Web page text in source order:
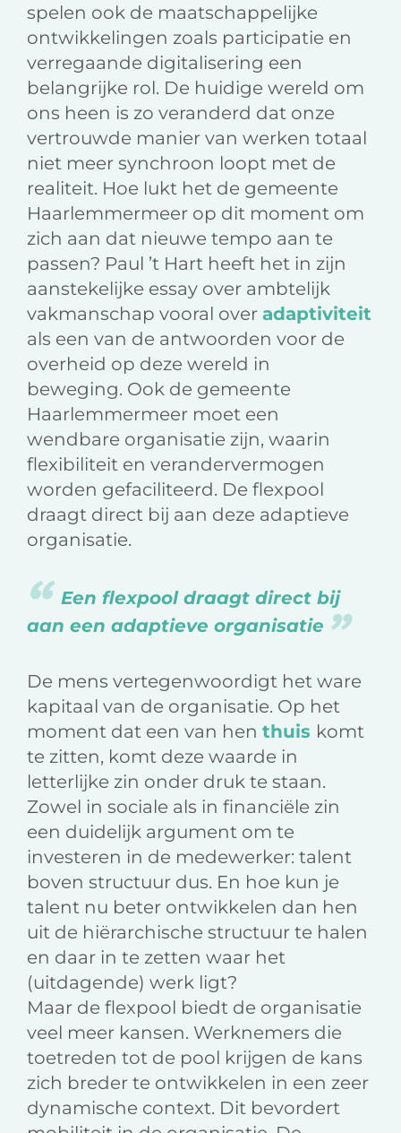
spelen ook de maatschappelijke
ontwikkelingen zoals participatie en
verregaande digitalisering een
belangrijke rol. De huidige wereld om
ons heen is zo veranderd dat onze
vertrouwde manier van werken totaal
niet meer synchroon loopt met de
realiteit. Hoe lukt het de gemeente
Haarlemmermeer op dit moment om
zich aan dat nieuwe tempo aan te
passen? Paul ’t Hart heeft het in zijn
aanstekelijke essay over ambtelijk
vakmanschap vooral over adaptiviteit
als een van de antwoorden voor de
overheid op deze wereld in
beweging. Ook de gemeente
Haarlemmermeer moet een
wendbare organisatie zijn, waarin
flexibiliteit en verandervermogen
worden gefaciliteerd. De flexpool
draagt direct bij aan deze adaptieve
organisatie.
Een flexpool draagt direct bij
aan een adaptieve organisatie
De mens vertegenwoordigt het ware
kapitaal van de organisatie. Op het
moment dat een van hen thuis komt
te zitten, komt deze waarde in
letterlijke zin onder druk te staan.
Zowel in sociale als in financiële zin
een duidelijk argument om te
investeren in de medewerker: talent
boven structuur dus. En hoe kun je
talent nu beter ontwikkelen dan hen
uit de hiërarchische structuur te halen
en daar in te zetten waar het
(uitdagende) werk ligt?
Maar de flexpool biedt de organisatie
veel meer kansen. Werknemers die
toetreden tot de pool krijgen de kans
zich breder te ontwikkelen in een zeer
dynamische context. Dit bevordert